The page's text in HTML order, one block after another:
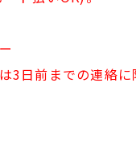
3日前までの連絡